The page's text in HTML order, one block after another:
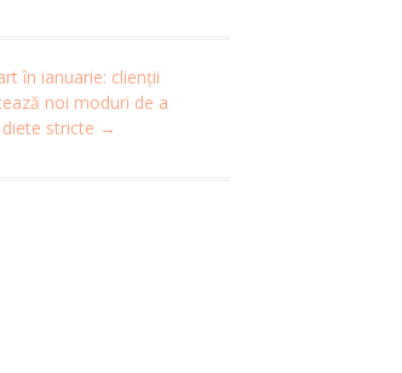
în ianuarie: clienții
noi moduri de a
stricte →